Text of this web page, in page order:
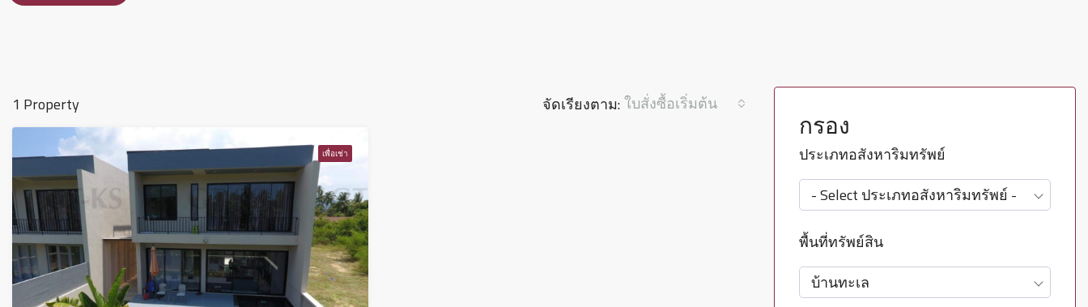
1 Property จัดเรียงตาม:ใบสั่งซื้อเริ่มต้น
เพื่อเช่า
กรอง
ประเภทอสังหาริมทรัพย์
- Select ประเภทอสังหาริมทรัพย์ -
พื้นที่ทรัพย์สิน
บ้านทะเล